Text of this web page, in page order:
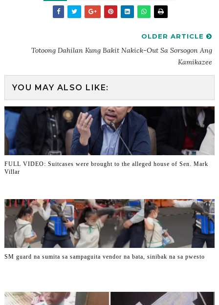
OLDER ARTICLE
Totoong Dahilan Kung Bakit Nakick-Out Sa Sorsogon Ang
Kamikazee
YOU MAY ALSO LIKE:
FULL VIDEO: Suitcases were brought to the alleged house of Sen. Mark
Villar
SM guard na sumita sa sampaguita vendor na bata, sinibak na sa pwesto